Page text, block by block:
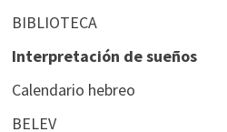
BIBLIOTECA
Interpretación de sueños
Calendario hebreo
BELEV